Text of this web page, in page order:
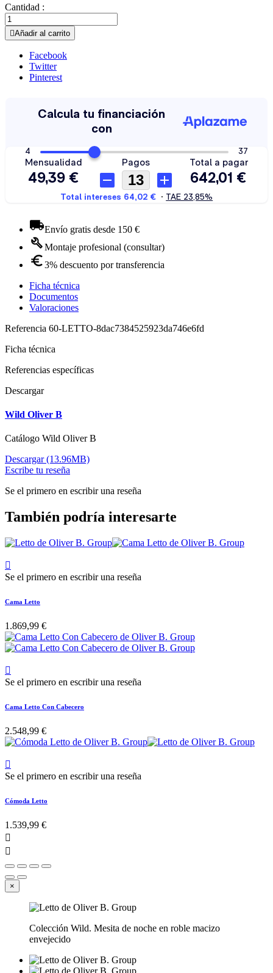
Cantidad :
Añadir al carrito
Facebook
Twitter
Pinterest
Envío gratis desde 150 €
Montaje profesional (consultar)
3% descuento por transferencia
Ficha técnica
Documentos
Valoraciones
Referencia 60-LETTO-8dac7384525923da746e6fd
Ficha técnica
Referencias específicas
Descargar
Wild Oliver B
Catálogo Wild Oliver B
Descargar (13.96MB)
Escribe tu reseña
Se el primero en escribir una reseña
También podría interesarte

Se el primero en escribir una reseña
Cama Letto
1.869,99 €

Se el primero en escribir una reseña
Cama Letto Con Cabecero
2.548,99 €

Se el primero en escribir una reseña
Cómoda Letto
1.539,99 €


×
Colección Wild. Mesita de noche en roble macizo
envejecido